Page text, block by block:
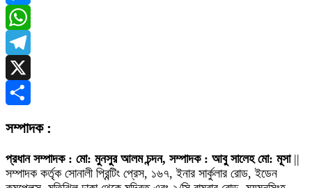
Messenger
WhatsApp
Telegram
X
সম্পাদক :
প্রধান সম্পাদক : মো: মুনসুর আলম চন্দন, সম্পাদক : আবু সালেহ মো: মূসা||
সম্পাদক কর্তৃক সোনালী প্রিন্টিং প্রেস, ১৬৭, ইনার সার্কুলার রোড, ইডেন